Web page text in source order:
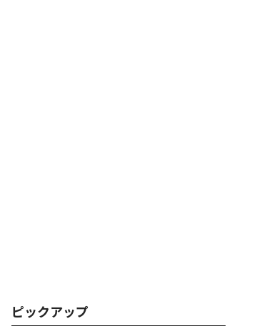
ピックアップ